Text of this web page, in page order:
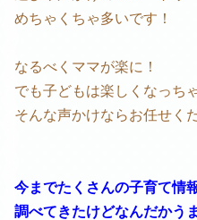
めちゃくちゃ多いです！
なるべくママが楽に！
でも子どもは楽しくなっち
そんな声かけならお任せく
今までたくさんの子育て情
調べてきたけどなんだかう